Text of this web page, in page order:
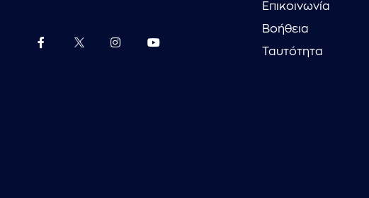
Επικοινωνία
Βοήθεια
Ταυτότητα